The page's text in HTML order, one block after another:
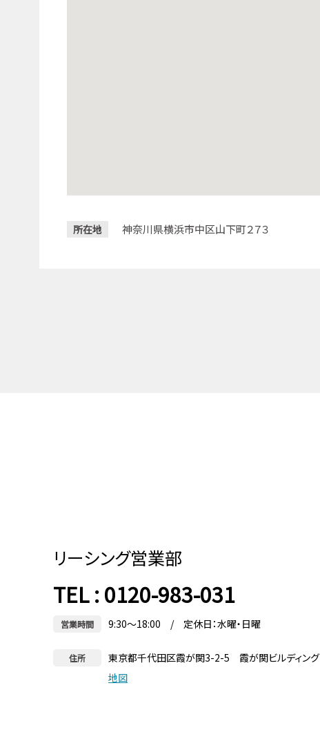
所在地 神奈川県横浜市中区山下町２７３
リーシング営業部
TEL : 0120-983-031
営業時間 9:30～18:00 / 定休日：水曜・日曜
住所
東京都千代田区霞が関3-2-5 霞が関ビルディング
地図